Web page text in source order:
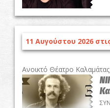
11 Αυγούστου 2026
Ανοικτό Θέατρο Καλαμάτας